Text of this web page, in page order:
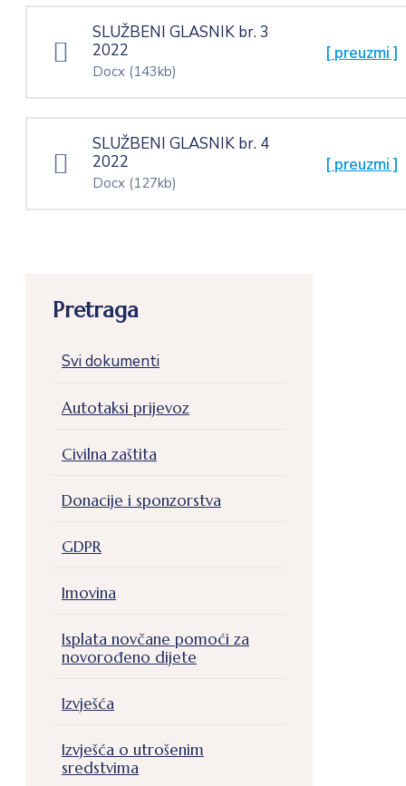
Pretraga
Svi dokumenti
Autotaksi prijevoz
Civilna zaštita
Donacije i sponzorstva
GDPR
Imovina
Isplata novčane pomoći za
novorođeno dijete
Izvješća
Izvješća o utrošenim
sredstvima
SLUŽBENI GLASNIK br. 3
2022
Docx (143kb)
[ preuzmi ]
SLUŽBENI GLASNIK br. 4
2022
Docx (127kb)
[ preuzmi ]